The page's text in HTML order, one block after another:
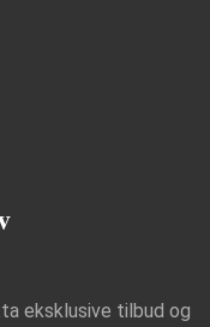
eksklusive tilbud og